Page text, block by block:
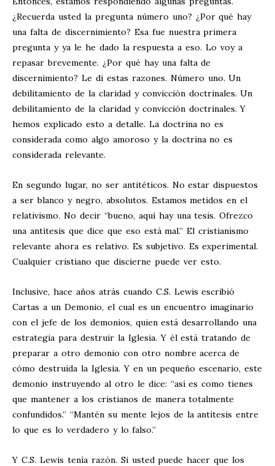
¿Recuerda usted la pregunta número uno? ¿Por qué hay
una falta de discernimiento? Esa fue nuestra primera
pregunta y ya le he dado la respuesta a eso. Lo voy a
repasar brevemente. ¿Por qué hay una falta de
discernimiento? Le di estas razones. Número uno. Un
debilitamiento de la claridad y convicción doctrinales. Un
debilitamiento de la claridad y convicción doctrinales. Y
hemos explicado esto a detalle. La doctrina no es
considerada como algo amoroso y la doctrina no es
considerada relevante.
En segundo lugar, no ser antitéticos. No estar dispuestos
a ser blanco y negro, absolutos. Estamos metidos en el
relativismo. No decir “bueno, aquí hay una tesis. Ofrezco
una antítesis que dice que eso está mal.” El cristianismo
relevante ahora es relativo. Es subjetivo. Es experimental.
Cualquier cristiano que discierne puede ver esto.
Inclusive, hace años atrás cuando C.S. Lewis escribió
Cartas a un Demonio, el cual es un encuentro imaginario
con el jefe de los demonios, quien está desarrollando una
estrategia para destruir la Iglesia. Y él está tratando de
preparar a otro demonio con otro nombre acerca de
cómo destruida la Iglesia. Y en un pequeño escenario, este
demonio instruyendo al otro le dice: “así es como tienes
que mantener a los cristianos de manera totalmente
confundidos.” “Mantén su mente lejos de la antítesis entre
lo que es lo verdadero y lo falso.”
Y C.S. Lewis tenía razón. Si usted puede hacer que los